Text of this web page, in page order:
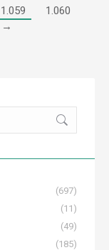
1.059
1.060
→
(697)
(11)
(49)
(185)